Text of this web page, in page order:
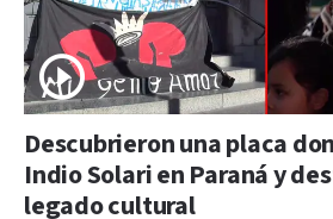
Descubrieron una placa
Indio Solari en Paraná y
legado cultural